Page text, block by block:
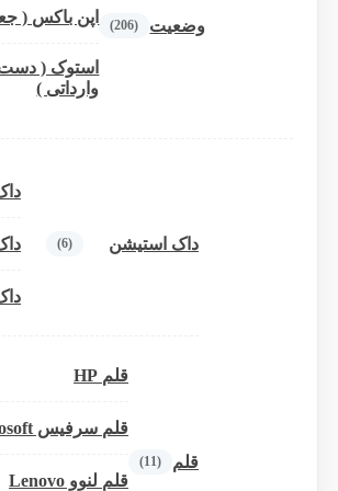
وضعیت (206) اپن باکس (
استوک (
وارداتی )
داک استیشن (6)
قلم (11)
قلم HP
قلم سرفیس Microsoft
قلم لنوو Lenovo